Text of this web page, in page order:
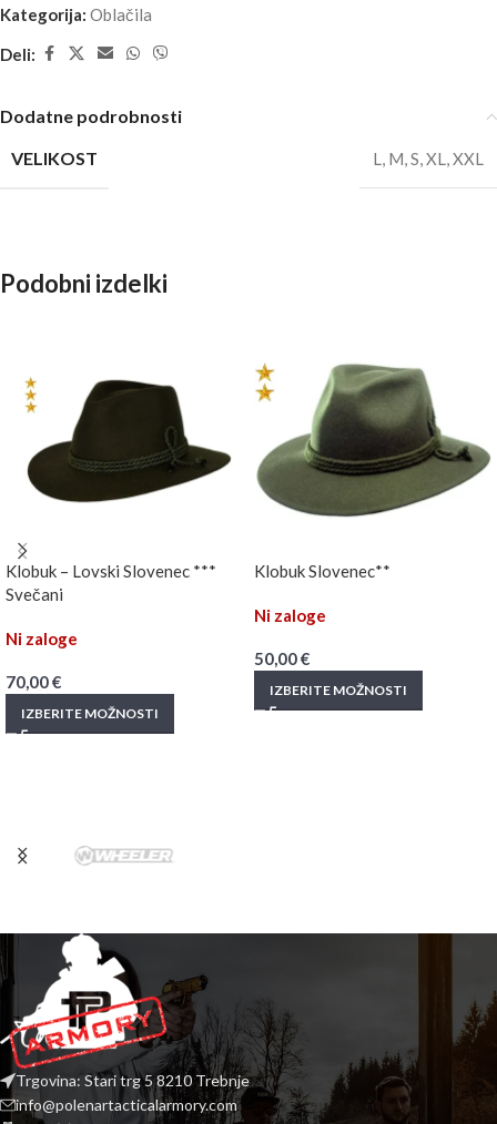
Kategorija: Oblačila
Deli:
Dodatne podrobnosti
VELIKOST
L, M,S,XL,XXL
Podobni izdelki
Klobuk – Lovski Slovenec ***
Svečani
Ni zaloge
70,00€
IZBERITE MOŽNOSTI
Klobuk Slovenec**
Ni zaloge
50,00€
IZBERITE MOŽNOSTI
Trgovina: Stari trg 5 8210 Trebnje
info@polenartacticalarmory.com